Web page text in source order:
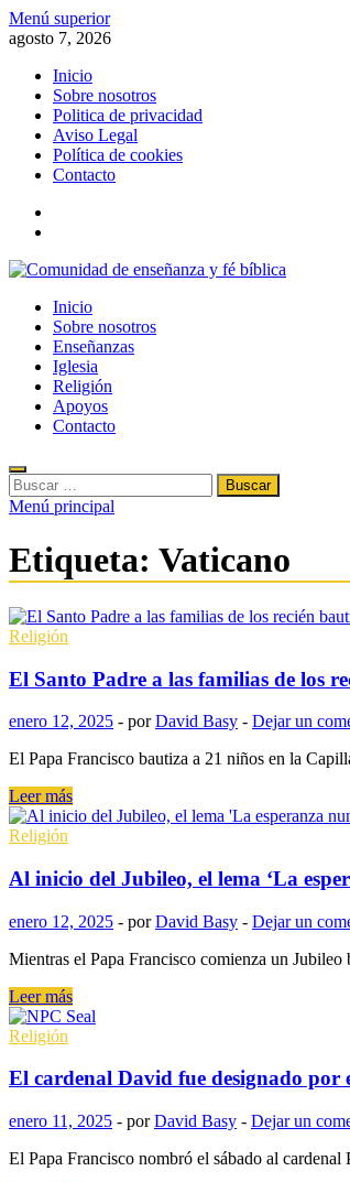
Saltar
al
Menú superior
agosto 7, 2026
Inicio
Sobre nosotros
Politica de privacidad
Aviso Legal
Política de cookies
Contacto
Comunidad de enseñanza y fé bíblica
Información de la fe, la biblia, el evangelismo,
Inicio
Sobre nosotros
Enseñanzas
Iglesia
Religión
Apoyos
Contacto
Buscar:
Menú principal
Etiqueta: Vaticano
Religión
El Santo Padre a las familias de los
enero 12, 2025 - porDavid Basy - Dejar un
El Papa Francisco bautiza a 21 niños en la
El
Santo
Padre
las
familias
los
recién
es
el
regalo
grande
Leer más
Religión
Al inicio del Jubileo, el lema ‘La
enero 12, 2025 - porDavid Basy - Dejar un
Mientras el Papa Francisco comienza un
Al
inicio
del
el
‘La
esperanza
nunca
Leer más
Religión
El cardenal David fue designado
enero 11, 2025 - porDavid Basy - Dejar un
El Papa Francisco nombró el sábado al